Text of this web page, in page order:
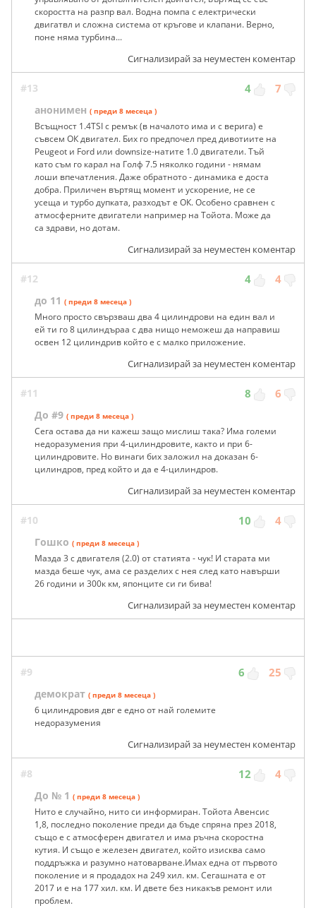
скоростта на разпр вал. Водна помпа с електрически
двигатвл и сложна система от кръгове и клапани. Верно,
поне няма турбина...
Сигнализирай за неуместен коментар
#13 4 7
анонимен ( преди 8 месеца )
Всъщност 1.4TSI с ремък (в началото има и с верига) е
съвсем ОК двигател. Бих го предпочел пред дивотиите на
Peugeot и Ford или downsize-натите 1.0 двигатели. Тъй
като съм го карал на Голф 7.5 няколко години - нямам
лоши впечатления. Даже обратното - динамика е доста
добра. Приличен въртящ момент и ускорение, не се
усеща и турбо дупката, разходът е ОК. Особено сравнен с
атмосферните двигатели например на Тойота. Може да
са здрави, но дотам.
Сигнализирай за неуместен коментар
#12 4 4
до 11 ( преди 8 месеца )
Много просто свързваш два 4 цилиндрови на един вал и
ей ти го 8 цилиндъраа с два нищо неможеш да направиш
освен 12 цилиндрив който е с малко приложение.
Сигнализирай за неуместен коментар
#11 8 6
До #9 ( преди 8 месеца )
Сега остава да ни кажеш защо мислиш така? Има големи
недоразумения при 4-цилиндровите, както и при 6-
цилиндровите. Но винаги бих заложил на доказан 6-
цилиндров, пред който и да е 4-цилиндров.
Сигнализирай за неуместен коментар
#10 10 4
Гошко ( преди 8 месеца )
Мазда 3 с двигателя (2.0) от статията - чук! И старата ми
мазда беше чук, ама се разделих с нея след като навърши
26 години и 300к км, японците си ги бива!
Сигнализирай за неуместен коментар
#9 6 25
демократ ( преди 8 месеца )
6 цилиндровия двг е едно от най големите
недоразумения
Сигнализирай за неуместен коментар
#8 12 4
До № 1 ( преди 8 месеца )
Нито е случайно, нито си информиран. Тойота Авенсис
1,8, последно поколение преди да бъде спряна през 2018,
също е с атмосферен двигател и има ръчна скоростна
кутия. И също е железен двигател, който изисква само
поддръжка и разумно натоварване.Имах една от първото
поколение и я продадох на 249 хил. км. Сегашната е от
2017 и е на 177 хил. км. И двете без никакъв ремонт или
проблем.